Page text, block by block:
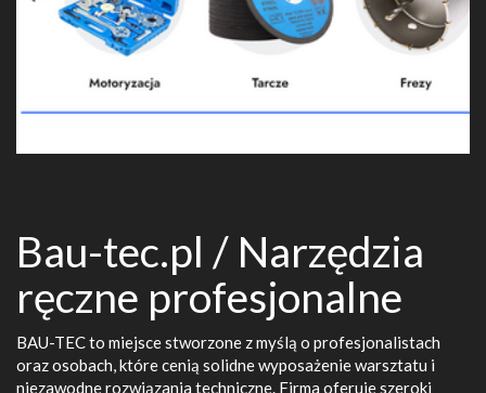
Bau-tec.pl / Narzędzia
ręczne profesjonalne
BAU-TEC to miejsce stworzone z myślą o profesjonalistach
oraz osobach, które cenią solidne wyposażenie warsztatu i
niezawodne rozwiązania techniczne. Firma oferuje szeroki